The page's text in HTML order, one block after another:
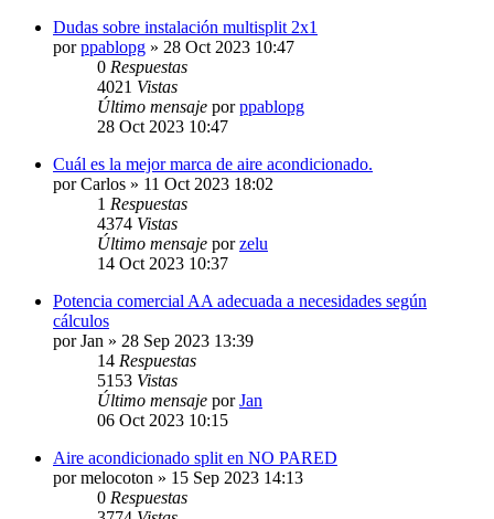
Dudas sobre instalación multisplit 2x1
porppablopg » 28 Oct 2023 10:47
0 Respuestas
4021 Vistas
Último mensaje porppablopg
28 Oct 2023 10:47
Cuál es la mejor marca de aire acondicionado.
porCarlos » 11 Oct 2023 18:02
1 Respuestas
4374 Vistas
Último mensaje porzelu
14 Oct 2023 10:37
Potencia comercial AA adecuada a necesidades según
cálculos
porJan » 28 Sep 2023 13:39
14 Respuestas
5153 Vistas
Último mensaje porJan
06 Oct 2023 10:15
Aire acondicionado split en NO PARED
pormelocoton » 15 Sep 2023 14:13
0 Respuestas